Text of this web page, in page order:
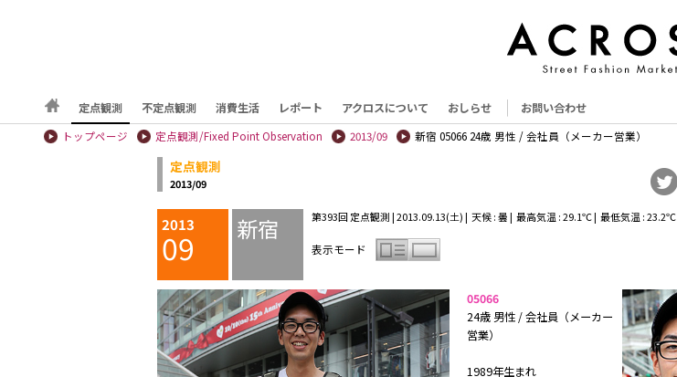
定点観測 不定点観測 消費生活 レポート アクロスについて おしらせ お問い合わせ
トップページ 定点観測/Fixed Point Observation 2013/09 新宿 05066 24歳 男性 / 会社員（メーカー営業）
定点観測
2013/09
2013
09 新宿 第393回 定点観測 | 2013.09.13(土) | 天候 : 曇 | 最高気温 : 29.1℃ | 最低気温 : 23.2℃
表示モード
05066
24歳 男性 / 会社員（メーカー
営業）
1989年生まれ